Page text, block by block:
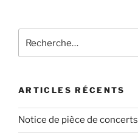
pour
ARTICLES RÉCENTS
Notice de pièce de concerts